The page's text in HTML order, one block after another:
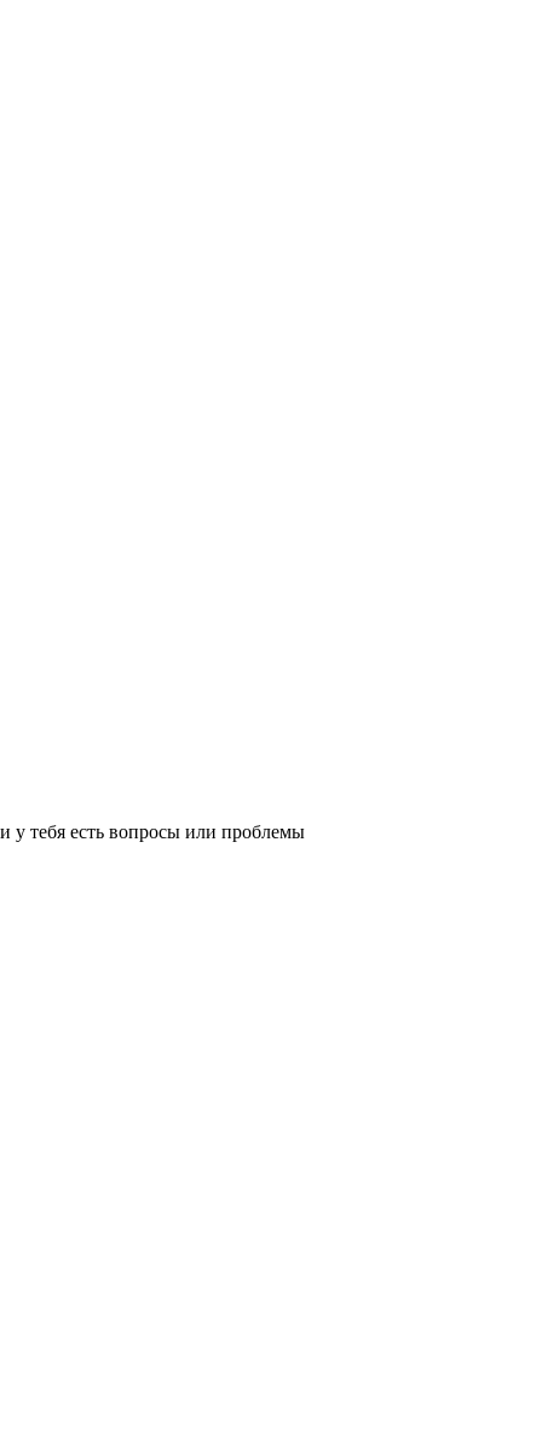
у тебя есть вопросы или проблемы